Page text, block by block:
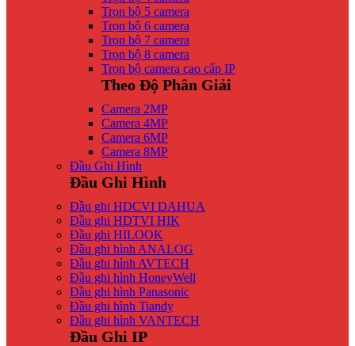
Trọn bộ 5 camera
Trọn bộ 6 camera
Trọn bộ 7 camera
Trọn bộ 8 camera
Trọn bộ camera cao cấp IP
Theo Độ Phân Giải
Camera 2MP
Camera 4MP
Camera 6MP
Camera 8MP
Đầu Ghi Hình
Đầu Ghi Hình
Đầu ghi HDCVI DAHUA
Đầu ghi HDTVI HIK
Đầu ghi HILOOK
Đầu ghi hình ANALOG
Đầu ghi hình AVTECH
Đầu ghi hình HoneyWell
Đầu ghi hình Panasonic
Đầu ghi hình Tiandy
Đầu ghi hình VANTECH
Đầu Ghi IP